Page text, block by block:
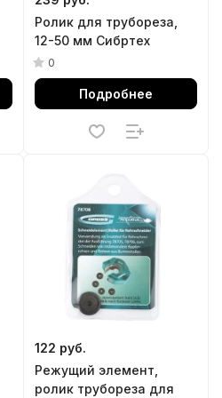
Ролик для трубореза,
12-50 мм Сибртех
0
Подробнее
122 руб.
Режущий элемент,
ролик трубореза для